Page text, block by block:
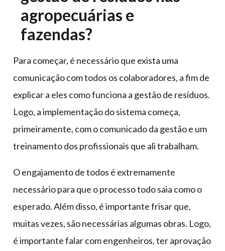
agropecuárias e
fazendas?
Para começar, é necessário que exista uma
comunicação com todos os colaboradores, a fim de
explicar a eles como funciona a gestão de resíduos.
Logo, a implementação do sistema começa,
primeiramente, com o comunicado da gestão e um
treinamento dos profissionais que ali trabalham.
O engajamento de todos é extremamente
necessário para que o processo todo saia como o
esperado. Além disso, é importante frisar que,
muitas vezes, são necessárias algumas obras. Logo,
é importante falar com engenheiros, ter aprovação